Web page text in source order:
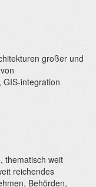
großer und
GIS-integration
thematisch weit
reichendes
Behörden,